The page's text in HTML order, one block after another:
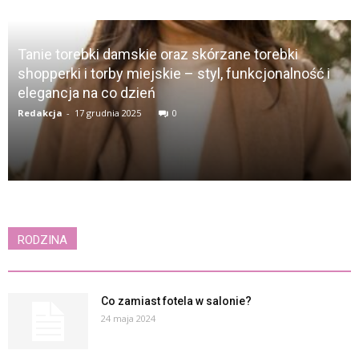
Tanie torebki damskie oraz skórzane torebki
shopperki i torby miejskie – styl, funkcjonalność i
elegancja na co dzień
Redakcja - 17 grudnia 2025 0
RODZINA
Co zamiast fotela w salonie?
24 maja 2024